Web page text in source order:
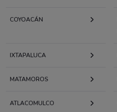
COYOACÁN
IXTAPALUCA
MATAMOROS
ATLACOMULCO